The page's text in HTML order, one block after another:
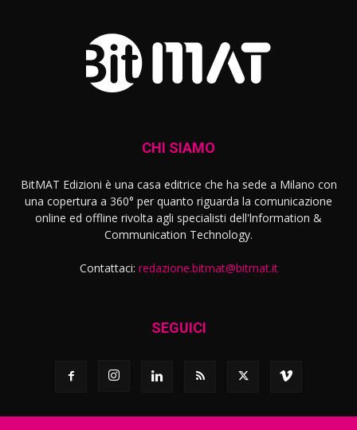
CHI SIAMO
BitMAT Edizioni è una casa editrice che ha sede a Milano con
una copertura a 360° per quanto riguarda la comunicazione
online ed offline rivolta agli specialisti dell'lnformation &
Communication Technology.
Contattaci: redazione.bitmat@bitmat.it
SEGUICI